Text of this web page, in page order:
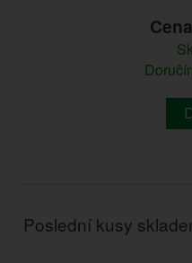
Poslední kusy